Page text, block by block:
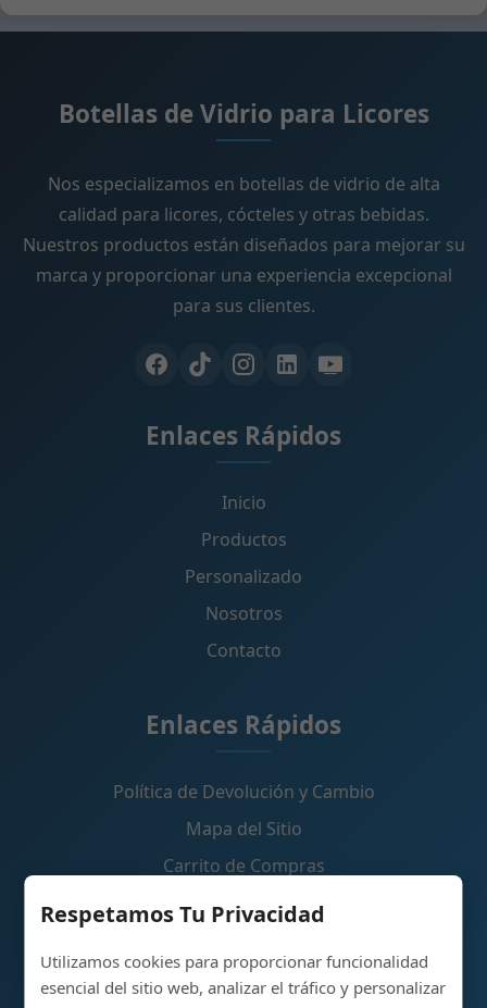
Respetamos Tu Privacidad
Utilizamos cookies para proporcionar funcionalidad
esencial del sitio web, analizar el tráfico y personalizar
Botellas de Vidrio para Licores
Nos especializamos en botellas de vidrio de alta
calidad para licores, cócteles y otras bebidas.
Nuestros productos están diseñados para mejorar su
marca y proporcionar una experiencia excepcional
para sus clientes.
Enlaces Rápidos
Inicio
Productos
Personalizado
Nosotros
Contacto
Enlaces Rápidos
Política de Devolución y Cambio
Mapa del Sitio
Carrito de Compras